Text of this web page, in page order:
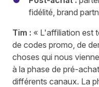
fidélité, brand
Tim : « L'affiliation est
de codes promo, de
choses qui nous
à la phase de pré-
différents canaux. La